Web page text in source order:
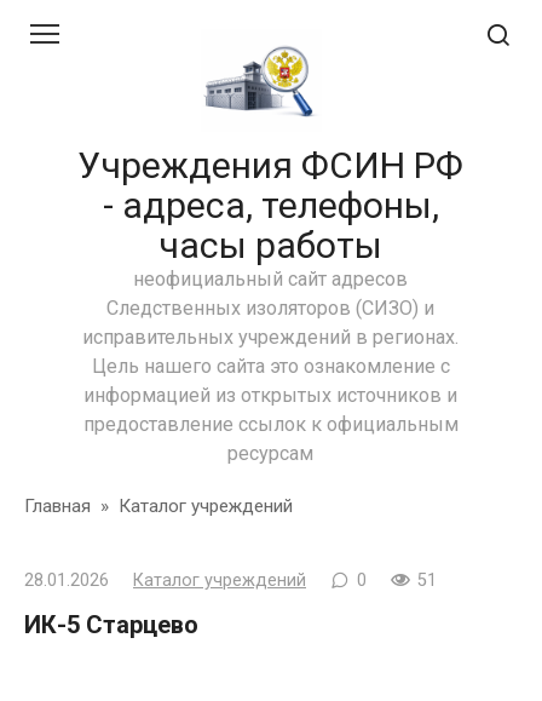
Учреждения ФСИН РФ
- адреса, телефоны,
часы работы
неофициальный сайт адресов
Следственных изоляторов (СИЗО) и
исправительных учреждений в регионах.
Цель нашего сайта это ознакомление с
информацией из открытых источников и
предоставление ссылок к официальным
ресурсам
Главная » Каталог учреждений
28.01.2026 Каталог учреждений 0 51
ИК-5 Старцево